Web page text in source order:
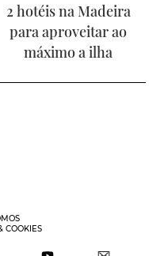
2 hotéis na Madeira
para aproveitar ao
máximo a ilha
COOKIES